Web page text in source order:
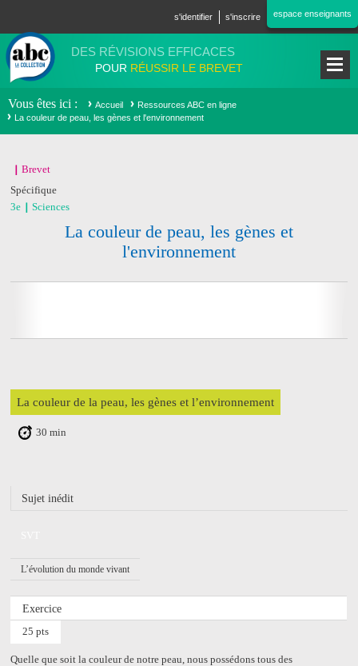
s'identifier s'inscrire espace enseignants
DES RÉVISIONS EFFICACES
POUR RÉUSSIR LE BREVET
Vous êtes ici Accueil
Ressources ABC en ligne
La couleur de peau, les gènes et l'environnement
Brevet
Spécifique
3e
Sciences
La couleur de peau, les gènes et
l'environnement
La couleur de la peau, les gènes et l’environnement
30 min
Sujet inédit
L’évolution du monde vivant
Exercice
25 pts
Quelle que soit la couleur de notre peau, nous possédons tous des